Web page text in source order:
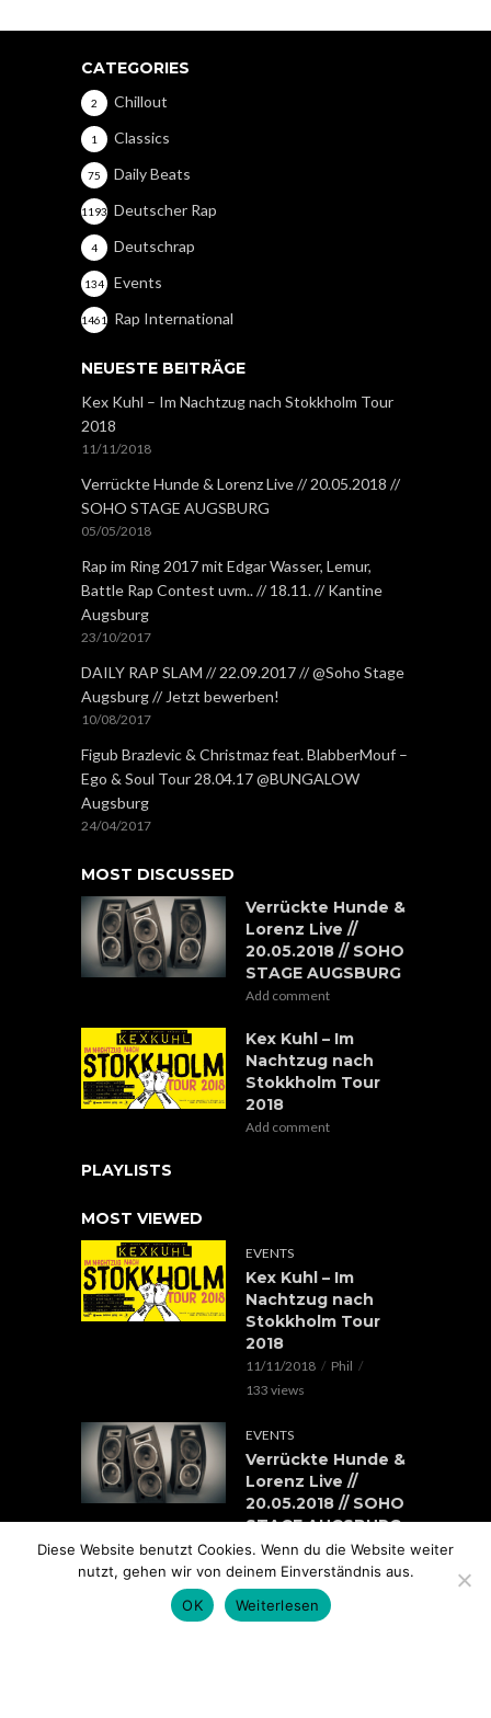
CATEGORIES
Chillout
2
Classics
1
Daily Beats
75
Deutscher Rap
1193
Deutschrap
4
Events
134
Rap International
1461
NEUESTE BEITRÄGE
Kex Kuhl – Im Nachtzug nach Stokkholm Tour
2018
11/11/2018
Verrückte Hunde & Lorenz Live // 20.05.2018 //
SOHO STAGE AUGSBURG
05/05/2018
Rap im Ring 2017 mit Edgar Wasser, Lemur,
Battle Rap Contest uvm.. // 18.11. // Kantine
Augsburg
23/10/2017
DAILY RAP SLAM // 22.09.2017 // @Soho Stage
Augsburg // Jetzt bewerben!
10/08/2017
Figub Brazlevic & Christmaz feat. BlabberMouf –
Ego & Soul Tour 28.04.17 @BUNGALOW
Augsburg
24/04/2017
MOST DISCUSSED
Verrückte Hunde &
Lorenz Live //
20.05.2018 // SOHO
STAGE AUGSBURG
Add comment
Kex Kuhl – Im
Nachtzug nach
Stokkholm Tour
2018
Add comment
PLAYLISTS
MOST VIEWED
EVENTS
Kex Kuhl – Im
Nachtzug nach
Stokkholm Tour
2018
11/11/2018
Phil
133 views
EVENTS
Verrückte Hunde &
Lorenz Live //
20.05.2018 // SOHO
STAGE AUGSBURG
05/05/2018
Phil
100 views
Diese Website benutzt Cookies. Wenn du die Website weiter
nutzt, gehen wir von deinem Einverständnis aus.
OK
Weiterlesen